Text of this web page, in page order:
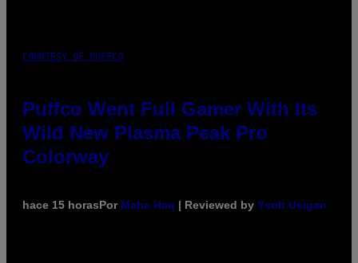
COURTESY OF PUFFCO
Puffco Went Full Gamer With Its
Wild New Plasma Peak Pro
Colorway
hace 15 horasPor Maha Haq | Reviewed by Ysolt Usigan